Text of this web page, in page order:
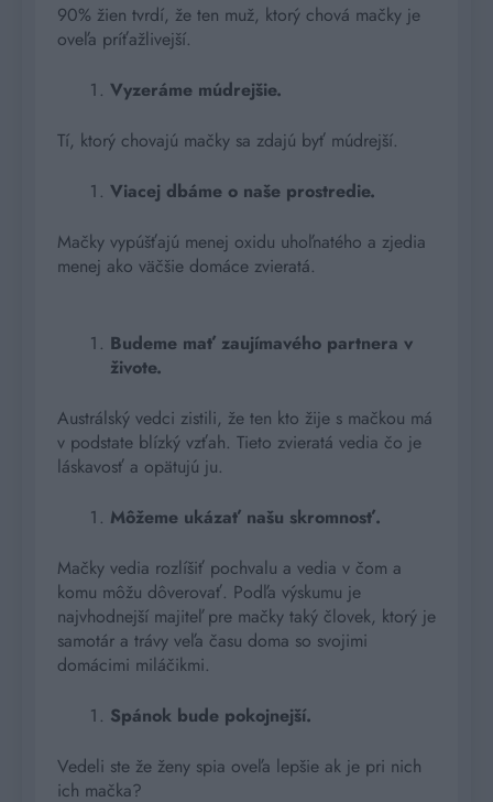
90% žien tvrdí, že ten muž, ktorý chová mačky je
oveľa príťažlivejší.
Vyzeráme múdrejšie.
Tí, ktorý chovajú mačky sa zdajú byť múdrejší.
Viacej dbáme o naše prostredie.
Mačky vypúšťajú menej oxidu uhoľnatého a zjedia
menej ako väčšie domáce zvieratá.
Budeme mať zaujímavého partnera v
živote.
Austrálský vedci zistili, že ten kto žije s mačkou má
v podstate blízký vzťah. Tieto zvieratá vedia čo je
láskavosť a opätujú ju.
Môžeme ukázať našu skromnosť.
Mačky vedia rozlíšiť pochvalu a vedia v čom a
komu môžu dôverovať. Podľa výskumu je
najvhodnejší majiteľ pre mačky taký človek, ktorý je
samotár a trávy veľa času doma so svojimi
domácimi miláčikmi.
Spánok bude pokojnejší.
Vedeli ste že ženy spia oveľa lepšie ak je pri nich
ich mačka?